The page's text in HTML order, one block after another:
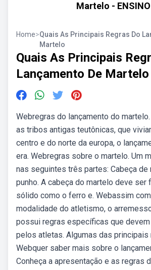
Martelo - ENSINO
Home>Quais As Principais Regras Do
Martelo
Quais As Principais
Lançamento De Martelo
Webregras do lançamento do
as tribos antigas teutônicas, que
centro e do norte da europa, o
era. Webregras sobre o martelo. Um
nas seguintes três partes: Cabeça de
punho. A cabeça do martelo deve ser
sólido como o ferro e. Webassim
modalidade do atletismo, o
possui regras específicas que
pelos atletas. Algumas das principais
Webquer saber mais sobre o
Conheça a apresentação e as regras